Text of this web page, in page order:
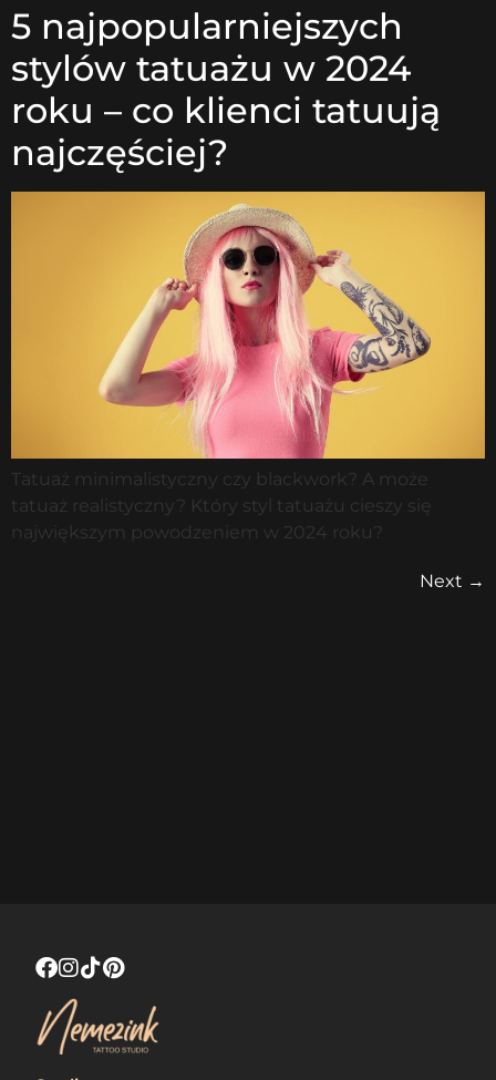
5 najpopularniejszych
stylów tatuażu w 2024
roku – co klienci tatuują
najczęściej?
Tatuaż minimalistyczny czy blackwork? A może
tatuaż realistyczny? Który styl tatuażu cieszy się
największym powodzeniem w 2024 roku?
Next →